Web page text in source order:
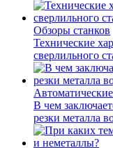
Обзоры станков
Технические
сверлильного
В чем
резки металла